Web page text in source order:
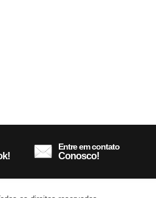
Entre em contato
Conosco!